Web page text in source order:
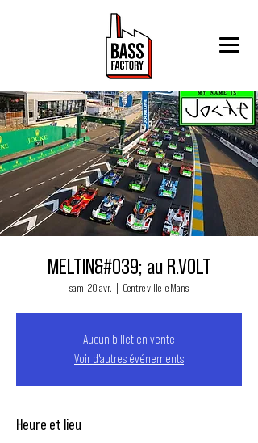
MELTIN&#039; au R.VOLT
sam. 20 avr. Centre ville le Mans
Aucun billet en vente
Voir d'autres événements
Heure et lieu